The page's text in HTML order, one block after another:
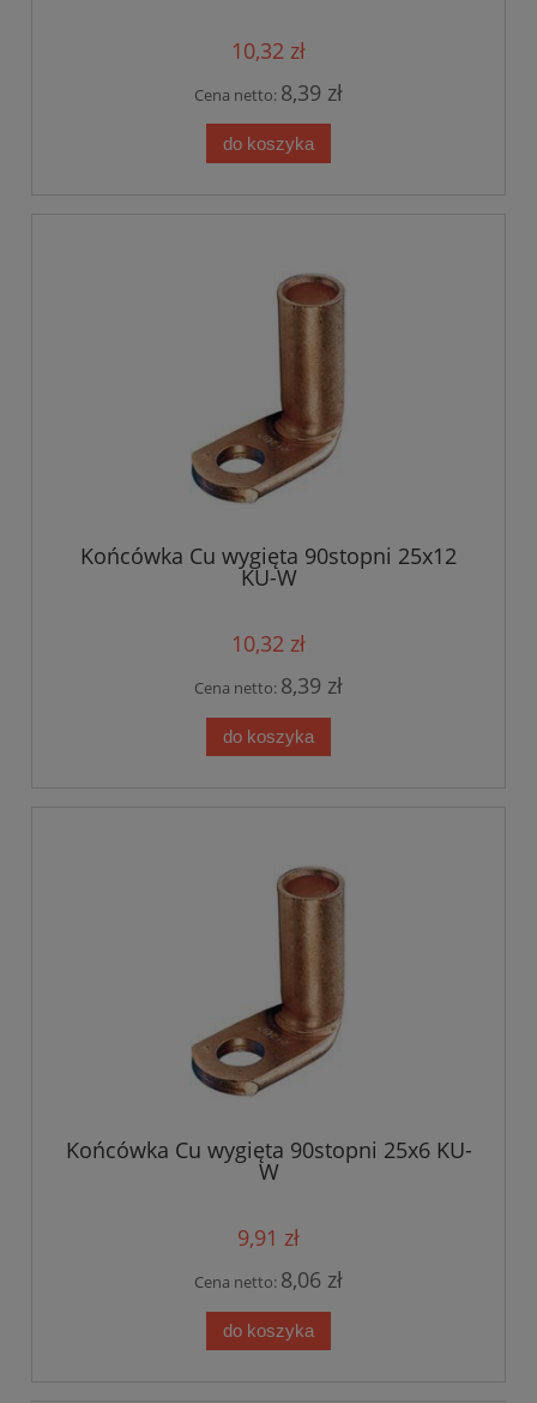
10,32 zł
Cena netto: 8,39 zł
do koszyka
Końcówka Cu wygięta 90stopni 25x12
KU-W
10,32 zł
Cena netto: 8,39 zł
do koszyka
Końcówka Cu wygięta 90stopni 25x6 KU-
W
9,91 zł
Cena netto: 8,06 zł
do koszyka